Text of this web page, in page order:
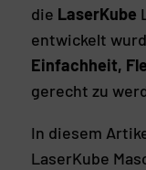
die LaserKube
entwickelt
Einfachheit,
gerecht zu
In diesem
LaserKube